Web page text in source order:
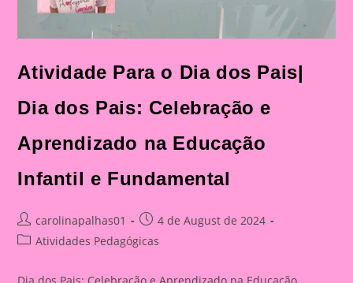
Atividade Para o Dia dos Pais|
Dia dos Pais: Celebração e
Aprendizado na Educação
Infantil e Fundamental
Post
author:
carolinapalhas01
Post
published:
4 de August de 2024
PostAtividades Pedagógicas